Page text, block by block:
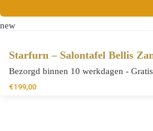
new
Starfurn – Salontafel Bellis
Bezorgd binnen 10 werkdagen -
€199,00